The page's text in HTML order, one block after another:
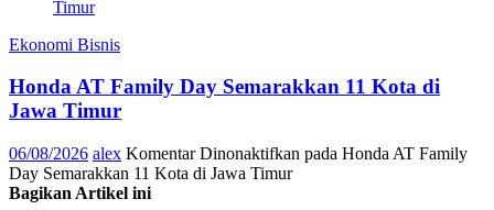
Ekonomi Bisnis
Honda AT Family Day Semarakkan 11 Kota di
Jawa Timur
06/08/2026 alex Komentar Dinonaktifkan pada Honda AT Family
Day Semarakkan 11 Kota di Jawa Timur
Bagikan Artikel ini